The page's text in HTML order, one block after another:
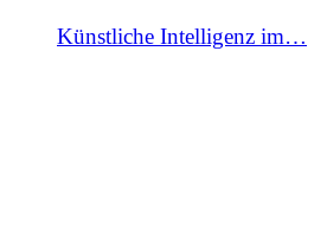
Künstliche Intelligenz im…